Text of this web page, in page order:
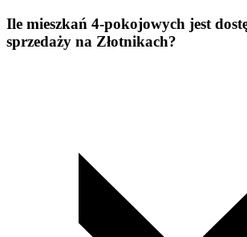
Ile mieszkań 4-pokojowych jest
sprzedaży na Złotnikach?